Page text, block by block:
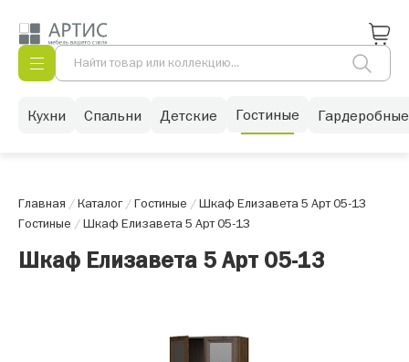
Кухни Спальни Детские Гостиные Гардеробные
Главная /Каталог/Гостиные /Шкаф Елизавета 5 Арт 05-13
Гостиные /Шкаф Елизавета 5 Арт 05-13
Шкаф Елизавета 5 Арт 05-13